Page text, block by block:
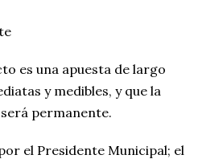
es una apuesta de largo
y medibles, y que la
permanente.
el Presidente Municipal; el